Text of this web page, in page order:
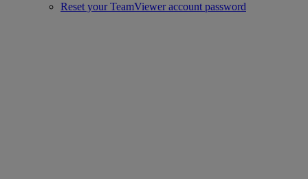
Reset your TeamViewer account password